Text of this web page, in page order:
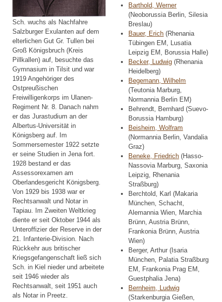
Sch. wuchs als Nachfahre
Salzburger Exulanten auf dem
elterlichen Gut Gr. Tullen bei
Groß Königsbruch (Kreis
Pillkallen) auf, besuchte das
Gymnasium in Tilsit und war
1919 Angehöriger des
Ostpreußischen
Freiwilligenkorps im Ulanen-
Regiment Nr. 8. Danach nahm
er das Jurastudium an der
Albertus-Universität in
Königsberg auf. Im
Sommersemester 1922 setzte
er seine Studien in Jena fort.
1928 bestand er das
Assessorexamen am
Oberlandesgericht Königsberg.
Von 1929 bis 1938 war er
Rechtsanwalt und Notar in
Tapiau. Im Zweiten Weltkrieg
diente er seit Oktober 1944 als
Unteroffizier der Reserve in der
21. Infanterie-Division. Nach
Rückkehr aus britischer
Kriegsgefangenschaft ließ sich
Sch. in Kiel nieder und arbeitete
seit 1946 wieder als
Rechtsanwalt, seit 1951 auch
als Notar in Preetz.
Barthold, Werner
(Neoborussia Berlin, Silesia
Breslau)
Bauer, Erich (Rhenania
Tübingen EM, Lusatia
Leipzig EM, Borussia Halle)
Becker, Ludwig (Rhenania
Heidelberg)
Begemann, Wilhelm
(Teutonia Marburg,
Normannia Berlin EM)
Behrendt, Bernhard (Suevo-
Borussia Hamburg)
Beisheim, Wolfram
(Normannia Berlin, Vandalia
Graz)
Beneke, Friedrich (Hasso-
Nassovia Marburg, Saxonia
Leipzig, Rhenania
Straßburg)
Berchtold, Karl (Makaria
München, Schacht,
Alemannia Wien, Marchia
Brünn, Austria Brünn,
Frankonia Brünn, Austria
Wien)
Berger, Arthur (Isaria
München, Palatia Straßburg
EM, Frankonia Prag EM,
Guestphalia Jena)
Bernheim, Ludwig
(Starkenburgia Gießen,